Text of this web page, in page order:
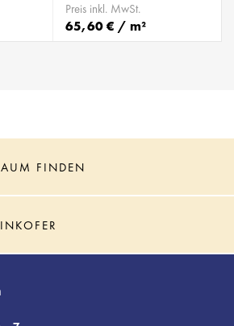
Preis inkl. MwSt.
65,60 € / m²
FINDEN